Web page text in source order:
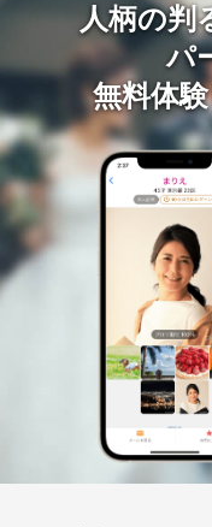
人柄の判
パ
無料体